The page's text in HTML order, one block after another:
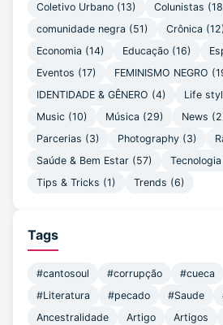
Coletivo Urbano (13) Colunistas
comunidade negra (51) Crônica
Economia (14) Educação (16)
Eventos (17) FEMINISMO NEGRO
IDENTIDADE & GÊNERO (4) Life
Music (10) Música (29) News
Parcerias (3) Photography (3)
Saúde & Bem Estar (57) Tecnologia
Tips & Tricks (1) Trends (6)
Tags
#cantosoul #corrupção #cueca
#Literatura
#pecado #Saude
Ancestralidade
Artigo Artigos